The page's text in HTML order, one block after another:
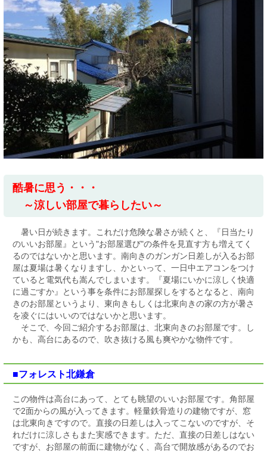
酷暑に思う・・・
～涼しい部屋で暮らしたい～
暑い日が続きます。これだけ危険な暑さが続くと、『日当たり
のいいお部屋』という"お部屋選び"の条件を見直す方も増えてく
るのではないかと思います。南向きのガンガン日差しが入るお部
屋は夏場は暑くなりますし、かといって、一日中エアコンをつけ
ていると電気代も嵩んでしまいます。『夏場にいかに涼しく快適
に過ごすか』という事を条件にお部屋探しをするとなると、南向
きのお部屋というより、東向きもしくは北東向きの家の方が暑さ
を凌ぐにはいいのではないかと思います。
そこで、今回ご紹介するお部屋は、北東向きのお部屋です。し
かも、高台にあるので、吹き抜ける風も爽やかな物件です。
■フォレスト北鎌倉
この物件は高台にあって、とても眺望のいいお部屋です。角部屋
で2面からの風が入ってきます。軽量鉄骨造りの建物ですが、窓
は北東向きですので。直接の日差しは入ってこないのですが、そ
れだけに涼しさもまた実感できます。ただ、直接の日差しはない
ですが、お部屋の前面に建物がなく、高台で開放感があるのでお